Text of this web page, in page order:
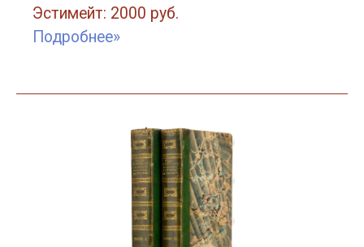
Эстимейт: 2000 руб.
Подробнее»